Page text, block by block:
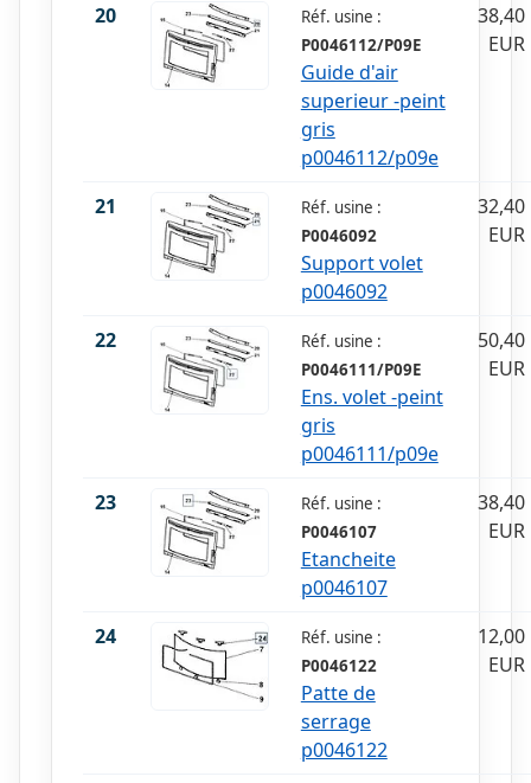
20
Réf. usine :
P0046112/P09E
Guide d'air
superieur -peint
gris
p0046112/p09e
38,40
EUR
21
Réf. usine :
P0046092
Support volet
p0046092
32,40
EUR
22
Réf. usine :
P0046111/P09E
Ens. volet -peint
gris
p0046111/p09e
50,40
EUR
23
Réf. usine :
P0046107
Etancheite
p0046107
38,40
EUR
24
Réf. usine :
P0046122
Patte de
serrage
p0046122
12,00
EUR